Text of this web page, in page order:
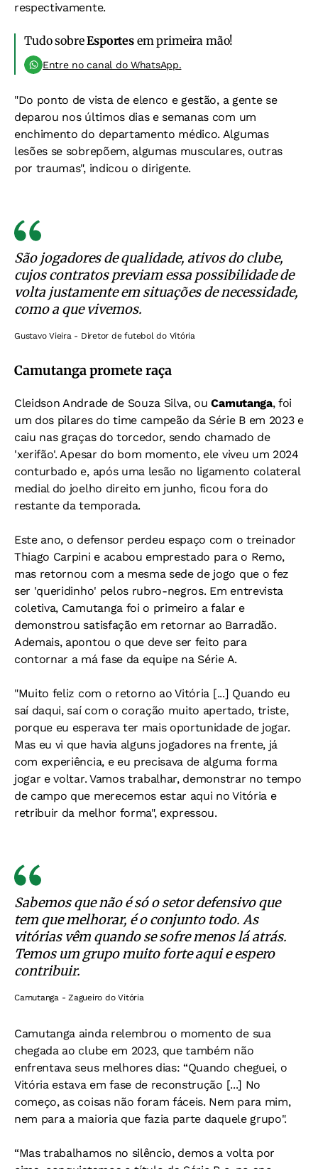
respectivamente.
Tudo sobreEsportesem primeira mão!
Entre no canal do WhatsApp.
"Do ponto de vista de elenco e gestão, a gente se
deparou nos últimos dias e semanas com um
enchimento do departamento médico. Algumas
lesões se sobrepõem, algumas musculares, outras
por traumas", indicou o dirigente.
São jogadores de qualidade, ativos do clube,
cujos contratos previam essa possibilidade de
volta justamente em situações de necessidade,
como a que vivemos.
Gustavo Vieira - Diretor de futebol do Vitória
Camutanga promete raça
Cleidson Andrade de Souza Silva, ouCamutanga, foi
um dos pilares do time campeão da Série B em 2023 e
caiu nas graças do torcedor, sendo chamado de
'xerifão'. Apesar do bom momento, ele viveu um 2024
conturbado e, após uma lesão no ligamento colateral
medial do joelho direito em junho, ficou fora do
restante da temporada.
Este ano, o defensor perdeu espaço com o treinador
Thiago Carpini e acabou emprestado para o Remo,
mas retornou com a mesma sede de jogo que o fez
ser 'queridinho' pelos rubro-negros. Em entrevista
coletiva, Camutanga foi o primeiro a falar e
demonstrou satisfação em retornar ao Barradão.
Ademais, apontou o que deve ser feito para
contornar a má fase da equipe na Série A.
"Muito feliz com o retorno ao Vitória [...] Quando eu
saí daqui, saí com o coração muito apertado, triste,
porque eu esperava ter mais oportunidade de jogar.
Mas eu vi que havia alguns jogadores na frente, já
com experiência, e eu precisava de alguma forma
jogar e voltar. Vamos trabalhar, demonstrar no tempo
de campo que merecemos estar aqui no Vitória e
retribuir da melhor forma", expressou.
Sabemos que não é só o setor defensivo que
tem que melhorar, é o conjunto todo. As
vitórias vêm quando se sofre menos lá atrás.
Temos um grupo muito forte aqui e espero
contribuir.
Camutanga - Zagueiro do Vitória
Camutanga ainda relembrou o momento de sua
chegada ao clube em 2023, que também não
enfrentava seus melhores dias: “Quando cheguei, o
Vitória estava em fase de reconstrução [...] No
começo, as coisas não foram fáceis. Nem para mim,
nem para a maioria que fazia parte daquele grupo".
“Mas trabalhamos no silêncio, demos a volta por